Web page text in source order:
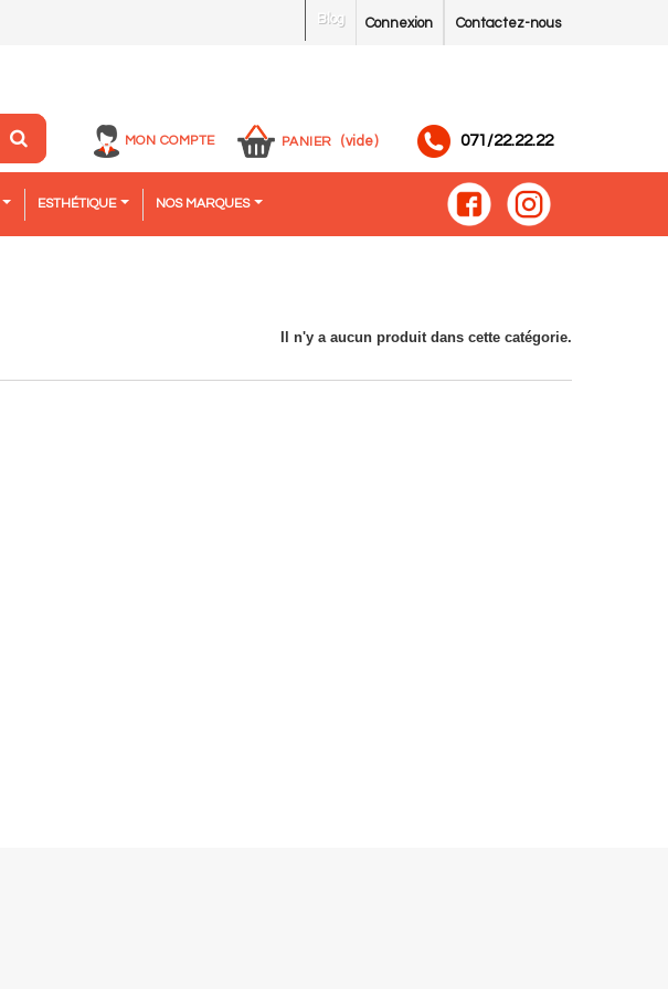
Contactez-nous
Connexion
Blog
MON COMPTE PANIER (vide) 071/22.22.22
ESTHÉTIQUE NOS MARQUES
Il n'y a aucun produit dans cette catégorie.